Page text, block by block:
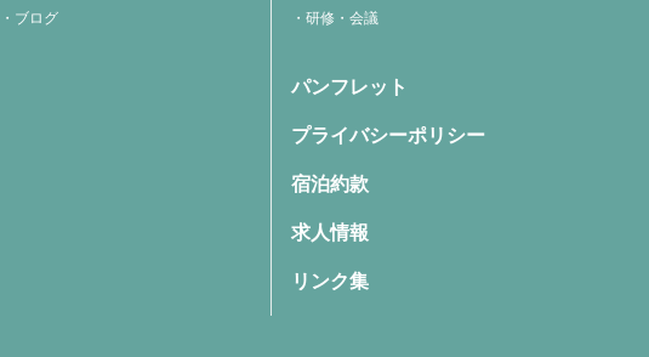
ブログ 研修・会議
パンフレット
プライバシーポリシー
宿泊約款
求人情報
リンク集